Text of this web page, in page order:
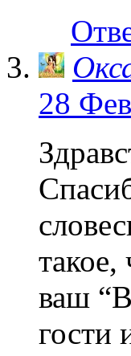
28
ваш
гости